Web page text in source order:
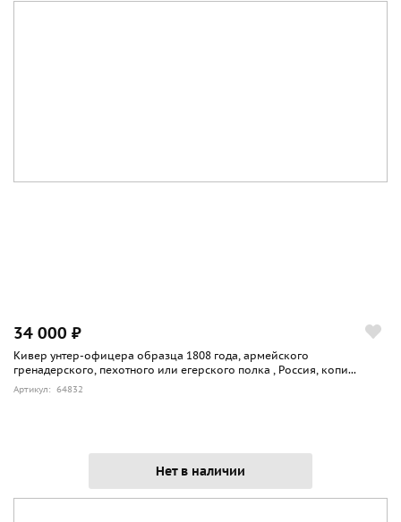
34 000 ₽
Кивер унтер-офицера образца 1808 года, армейского
гренадерского, пехотного или егерского полка , Россия, копи...
Артикул: 64832
Нет в наличии